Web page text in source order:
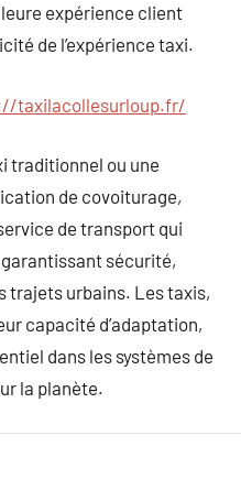
expérience client
de l’expérience taxi.
taxilacollesurloup.fr/
traditionnel ou une
de covoiturage,
de transport qui
garantissant sécurité,
trajets urbains. Les taxis,
capacité d’adaptation,
dans les systèmes de
la planète.